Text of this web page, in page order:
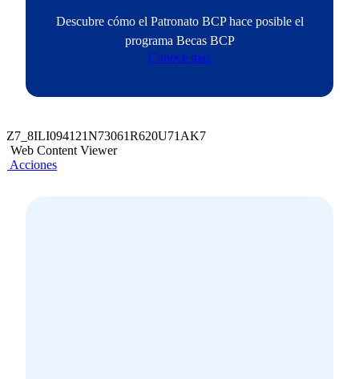
Descubre cómo el Patronato BCP hace posible el
programa Becas BCP
Conoce más
Z7_8ILI094121N73061R620U71AK7
Web Content Viewer
Acciones